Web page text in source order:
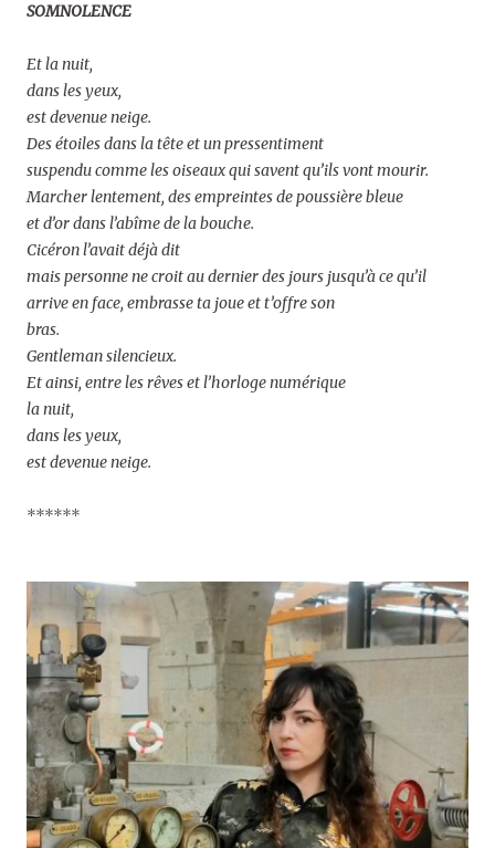
SOMNOLENCE
Et la nuit,
dans les yeux,
est devenue neige.
Des étoiles dans la tête et un pressentiment
suspendu comme les oiseaux qui savent qu’ils vont mourir.
Marcher lentement, des empreintes de poussière bleue
et d’or dans l’abîme de la bouche.
Cicéron l’avait déjà dit
mais personne ne croit au dernier des jours jusqu’à ce qu’il
arrive en face, embrasse ta joue et t’offre son
bras.
Gentleman silencieux.
Et ainsi, entre les rêves et l’horloge numérique
la nuit,
dans les yeux,
est devenue neige.
******